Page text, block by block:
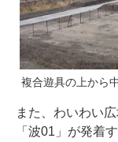
複合遊具の上から
また、わいわい
「波01」が発着